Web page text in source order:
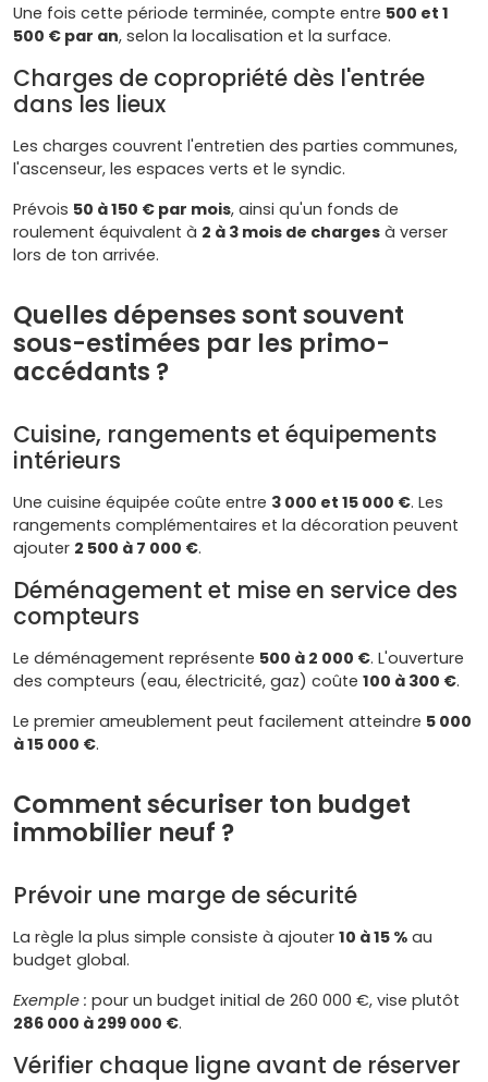
Une fois cette période terminée, compte entre 500 et 1
500 € par an, selon la localisation et la surface.
Charges de copropriété dès l'entrée
dans les lieux
Les charges couvrent l'entretien des parties communes,
l'ascenseur, les espaces verts et le syndic.
Prévois 50 à 150 € par mois, ainsi qu'un fonds de
roulement équivalent à 2 à 3 mois de charges à verser
lors de ton arrivée.
Quelles dépenses sont souvent
sous-estimées par les primo-
accédants ?
Cuisine, rangements et équipements
intérieurs
Une cuisine équipée coûte entre 3 000 et 15 000 €. Les
rangements complémentaires et la décoration peuvent
ajouter 2 500 à 7 000 €.
Déménagement et mise en service des
compteurs
Le déménagement représente 500 à 2 000 €. L'ouverture
des compteurs (eau, électricité, gaz) coûte 100 à 300 €.
Le premier ameublement peut facilement atteindre 5 000
à 15 000 €.
Comment sécuriser ton budget
immobilier neuf ?
Prévoir une marge de sécurité
La règle la plus simple consiste à ajouter 10 à 15 % au
budget global.
Exemple : pour un budget initial de 260 000 €, vise plutôt
286 000 à 299 000 €.
Vérifier chaque ligne avant de réserver